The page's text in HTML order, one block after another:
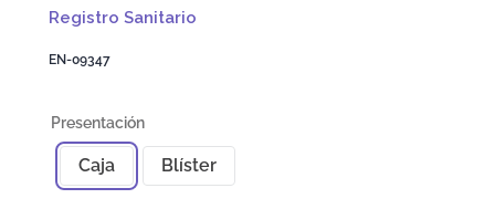
Registro Sanitario
EN-09347
Caja Blíster